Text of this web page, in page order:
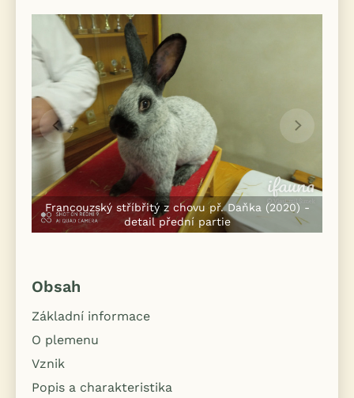
Francouzský stříbřitý z chovu př. Daňka (2020) -
detail přední partie
Obsah
Základní informace
O plemenu
Vznik
Popis a charakteristika